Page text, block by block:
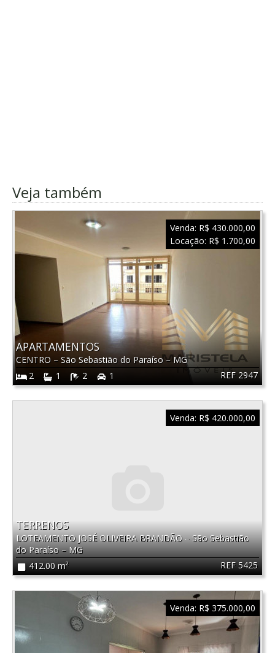
Veja também
REF 2947
APARTAMENTOS
CENTRO – São Sebastião do Paraíso– MG
2
1 2 1
Venda: R$ 430.000,00
Locação: R$ 1.700,00
REF 5425
TERRENOS
LOTEAMENTO JOSÉ OLIVEIRA BRANDÃO–São Sebastião
do Paraíso–MG
412.00 m²
Venda: R$ 420.000,00
Venda: R$ 375.000,00